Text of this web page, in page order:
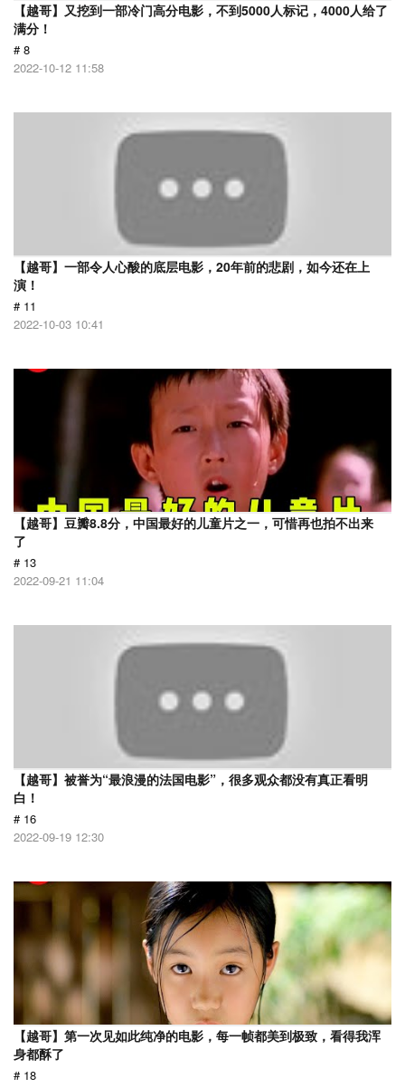
【越哥】又挖到一部冷门高分电影，不到5000人标记，4000人给了
满分！
# 8
2022-10-12 11:58
【越哥】一部令人心酸的底层电影，20年前的悲剧，如今还在上
演！
# 11
2022-10-03 10:41
【越哥】豆瓣8.8分，中国最好的儿童片之一，可惜再也拍不出来
了
# 13
2022-09-21 11:04
【越哥】被誉为“最浪漫的法国电影”，很多观众都没有真正看明
白！
# 16
2022-09-19 12:30
【越哥】第一次见如此纯净的电影，每一帧都美到极致，看得我浑
身都酥了
# 18